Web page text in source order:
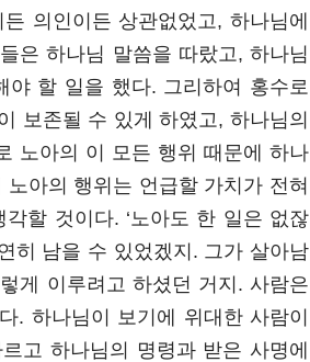
의인이든 상관없었고, 하나님에
은 하나님 말씀을 따랐고, 하나님
야 할 일을 했다. 그리하여 홍수로
보존될 수 있게 하였고, 하나님의
노아의 이 모든 행위 때문에 하나
아의 행위는 언급할 가치가 전혀
할 것이다. ‘노아도 한 일은 없잖
히 남을 수 있었겠지. 그가 살아남
게 이루려고 하셨던 거지. 사람은
. 하나님이 보기에 위대한 사람이
고 하나님의 명령과 받은 사명에